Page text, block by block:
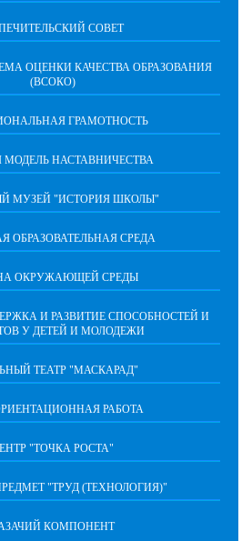
СОВЕТ
ОЦЕНКИ КАЧЕСТВА ОБРАЗОВАНИЯ
(ВСОКО)
ГРАМОТНОСТЬ
МОДЕЛЬ НАСТАВНИЧЕСТВА
МУЗЕЙ "ИСТОРИЯ ШКОЛЫ"
ОБРАЗОВАТЕЛЬНАЯ СРЕДА
ОКРУЖАЮЩЕЙ СРЕДЫ
И РАЗВИТИЕ СПОСОБНОСТЕЙ И
У ДЕТЕЙ И МОЛОДЕЖИ
ТЕАТР "МАСКАРАД"
РАБОТА
"ТОЧКА РОСТА"
"ТРУД (ТЕХНОЛОГИЯ)"
КОМПОНЕНТ